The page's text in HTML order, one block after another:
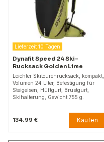
Lieferzeit 10 Tagen
Dynafit Speed 24 Ski-
Rucksack Golden Lime
Leichter Skitourenrucksack, kompakt,
Volumen 24 Liter, Befestigung für
Steigeisen, Hüftgurt, Brustgurt,
Skihalterung, Gewicht 755 g.
134.99 € Kaufen